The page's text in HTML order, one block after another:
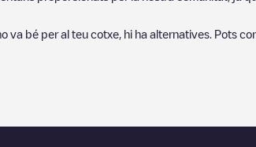
va bé per al teu cotxe, hi ha alternatives. Pots